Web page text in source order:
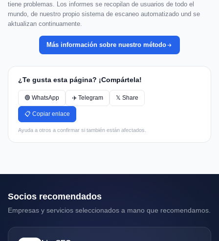
tiene problemas. Los informes se recopilan de usuarios de todo el
mundo, de nuestro propio sistema de escaneo automatizado und se
aktualizan continuamente.
Más información sobre nuestro método
¿Te gusta esta página? ¡Compártela!
🟢 WhatsApp ✈️ Telegram 𝕏 Share
📋 Copiar enlace
Ayuda a otros a confirmar si también están afectados.
Socios recomendados
Empresas y servicios seleccionados a mano que recomendamos.